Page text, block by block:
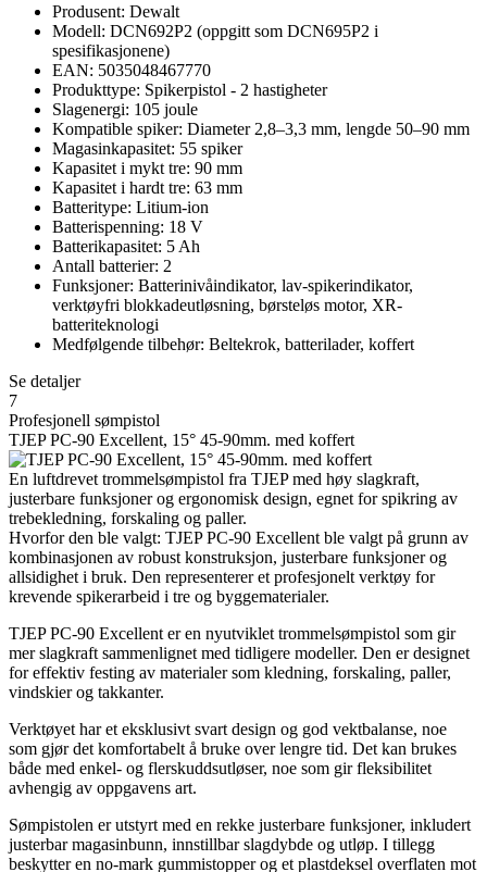
Produsent: Dewalt
Modell: DCN692P2 (oppgitt som DCN695P2 i
spesifikasjonene)
EAN: 5035048467770
Produkttype: Spikerpistol - 2 hastigheter
Slagenergi: 105 joule
Kompatible spiker: Diameter 2,8–3,3 mm, lengde 50–90 mm
Magasinkapasitet: 55 spiker
Kapasitet i mykt tre: 90 mm
Kapasitet i hardt tre: 63 mm
Batteritype: Litium-ion
Batterispenning: 18 V
Batterikapasitet: 5 Ah
Antall batterier: 2
Funksjoner: Batterinivåindikator, lav-spikerindikator,
verktøyfri blokkadeutløsning, børsteløs motor, XR-
batteriteknologi
Medfølgende tilbehør: Beltekrok, batterilader, koffert
Se detaljer
7
Profesjonell sømpistol
TJEP PC-90 Excellent, 15° 45-90mm. med koffert
En luftdrevet trommelsømpistol fra TJEP med høy slagkraft,
justerbare funksjoner og ergonomisk design, egnet for spikring av
trebekledning, forskaling og paller.
Hvorfor den ble valgt: TJEP PC-90 Excellent ble valgt på grunn av
kombinasjonen av robust konstruksjon, justerbare funksjoner og
allsidighet i bruk. Den representerer et profesjonelt verktøy for
krevende spikerarbeid i tre og byggematerialer.
TJEP PC-90 Excellent er en nyutviklet trommelsømpistol som gir
mer slagkraft sammenlignet med tidligere modeller. Den er designet
for effektiv festing av materialer som kledning, forskaling, paller,
vindskier og takkanter.
Verktøyet har et eksklusivt svart design og god vektbalanse, noe
som gjør det komfortabelt å bruke over lengre tid. Det kan brukes
både med enkel- og flerskuddsutløser, noe som gir fleksibilitet
avhengig av oppgavens art.
Sømpistolen er utstyrt med en rekke justerbare funksjoner, inkludert
justerbar magasinbunn, innstillbar slagdybde og utløp. I tillegg
beskytter en no-mark gummistopper og et plastdeksel overflaten mot